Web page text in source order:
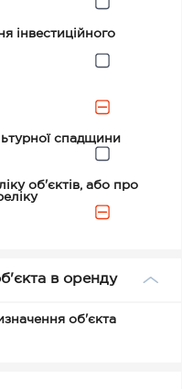
інвестиційного
спадщини
об'єктів, або про
в оренду
об'єкта